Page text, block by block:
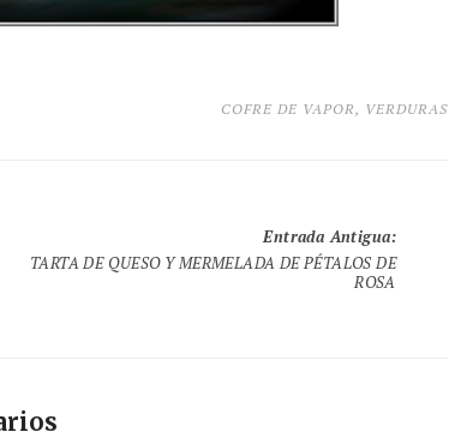
COFRE DE VAPOR , VERDURAS
Entrada Antigua:
TARTA DE QUESO Y MERMELADA DE PÉTALOS DE
ROSA